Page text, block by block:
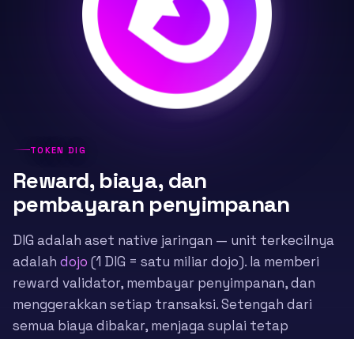
TOKEN DIG
Reward, biaya, dan
pembayaran penyimpanan
DIG adalah aset native jaringan — unit terkecilnya
adalah dojo (1 DIG = satu miliar dojo). Ia memberi
reward validator, membayar penyimpanan, dan
menggerakkan setiap transaksi. Setengah dari
semua biaya dibakar, menjaga suplai tetap